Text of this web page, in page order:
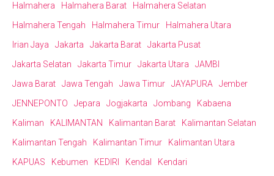
Halmahera
Halmahera Barat
Halmahera Selatan
Halmahera Tengah
Halmahera Timur
Halmahera Utara
Irian Jaya
Jakarta Jakarta Barat
Jakarta Pusat
Jakarta Selatan
Jakarta Timur Jakarta Utara
JAMBI
Jawa Barat
Jawa Tengah Jawa Timur JAYAPURA
Jember
JENNEPONTO
Jepara Jogjakarta Jombang
Kabaena
Kaliman
KALIMANTAN Kalimantan Barat
Kalimantan Selatan
Kalimantan Tengah
Kalimantan Timur
Kalimantan Utara
KAPUAS
Kebumen KEDIRI Kendal
Kendari